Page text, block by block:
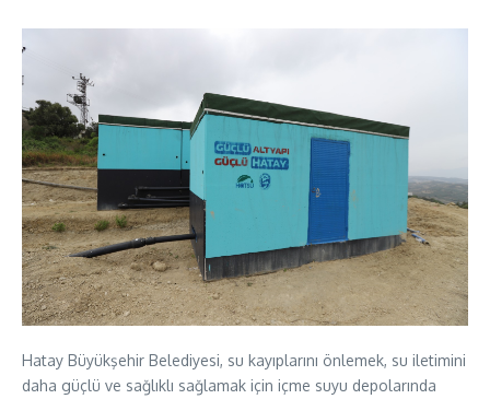
Hatay Büyükşehir Belediyesi, su kayıplarını önlemek, su iletimini
daha güçlü ve sağlıklı sağlamak için içme suyu depolarında